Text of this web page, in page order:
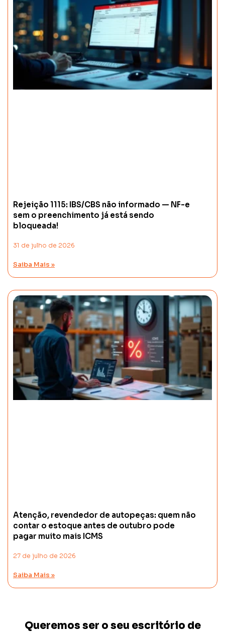
Rejeição 1115: IBS/CBS não informado — NF-e
sem o preenchimento já está sendo
bloqueada!
31 de julho de 2026
Saiba Mais »
Atenção, revendedor de autopeças: quem não
contar o estoque antes de outubro pode
pagar muito mais ICMS
27 de julho de 2026
Saiba Mais »
Queremos ser o seu escritório de